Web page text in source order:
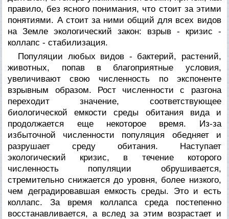
правило, без ясного понимания, что стоит за этими
понятиями. А стоит за ними общий для всех видов
на Земле экологический закон: взрыв - кризис -
коллапс - стабилизация.
Популяции любых видов - бактерий, растений,
животных, попав в благоприятные условия,
увеличивают свою численность по экспоненте
взрывным образом. Рост численности с разгона
переходит значение, соответствующее
биологической емкости среды обитания вида и
продолжается еще некоторое время. Из-за
избыточной численности популяция обедняет и
разрушает среду обитания. Наступает
экологический кризис, в течение которого
численность популяции обрушивается,
стремительно снижается до уровня, более низкого,
чем деградировавшая емкость среды. Это и есть
коллапс. За время коллапса среда постепенно
восстанавливается, а вслед за этим возрастает и